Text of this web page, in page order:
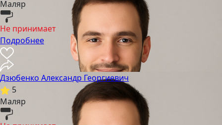
Маляр
Не принимает
Подробнее
Дзюбенко Александр Георгиевич
5
Маляр